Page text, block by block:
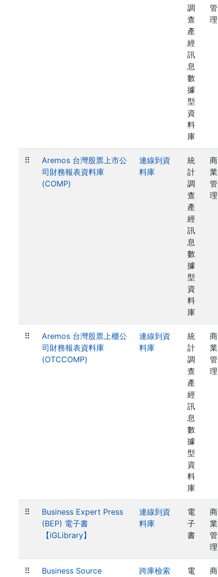
調
查
產
經
訊
息
數
據
型
資
料
庫
管
理
⠿
Aremos 台灣股票上市公
司財務報表資料庫
(COMP)
連線到資
料庫
統
計
調
查
產
經
訊
息
數
據
型
資
料
庫
商
業
管
理
⠿
Aremos 台灣股票上櫃公
司財務報表資料庫
(OTCCOMP)
連線到資
料庫
統
計
調
查
產
經
訊
息
數
據
型
資
料
庫
商
業
管
理
⠿
Business Expert Press
(BEP) 電子書
【iGLibrary】
連線到資
料庫
電
子
書
商
業
管
理
⠿
Business Source
跨庫檢索
電
商